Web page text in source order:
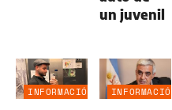
un juvenil
INFORMACIÓN
INFORMACIÓN